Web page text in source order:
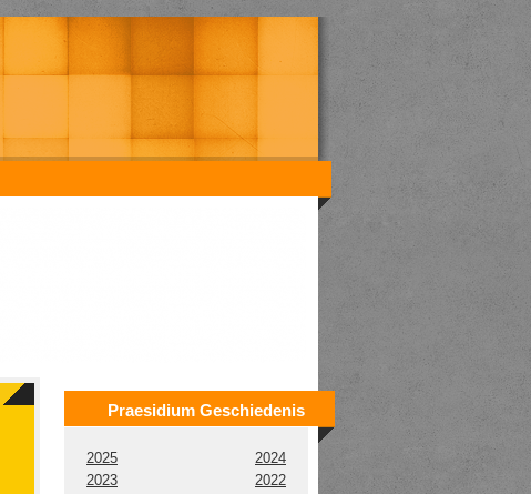
Praesidium Geschiedenis
2025
2024
2023
2022